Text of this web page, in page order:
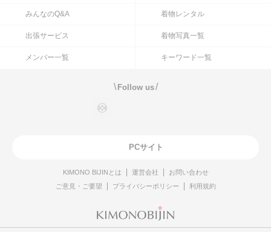
みんなのQ&A 着物レンタル
出張サービス 着物写真一覧
メンバー一覧 キーワード一覧
\ Follow us/
PCサイト
KIMONO BIJINとは 運営会社
お問い合わせ
ご意見・ご要望
プライバシーポリシー 利用規約